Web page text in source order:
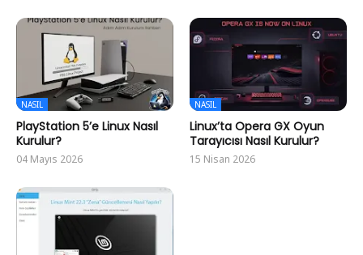
NASIL
PlayStation 5’e Linux Nasıl
Kurulur?
04 Mayıs 2026
NASIL
Linux’ta Opera GX Oyun
Tarayıcısı Nasıl Kurulur?
15 Nisan 2026